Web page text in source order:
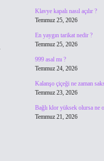
Klavye kapalı nasıl açılır ?
Temmuz 25, 2026
En yaygın tarikat nedir ?
Temmuz 25, 2026
999 asal mı ?
Temmuz 24, 2026
Kalanşo çiçeği ne zaman
Temmuz 23, 2026
Bağlı klor yüksek olursa ne
Temmuz 21, 2026